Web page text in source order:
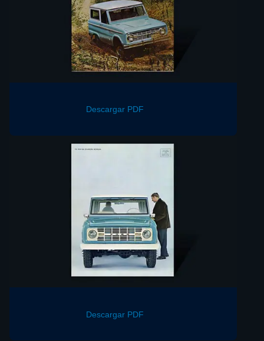
Descargar PDF
Descargar PDF